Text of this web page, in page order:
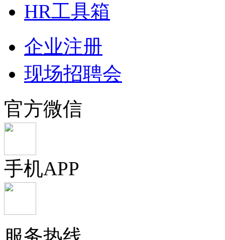
HR工具箱
企业注册
现场招聘会
官方微信
手机APP